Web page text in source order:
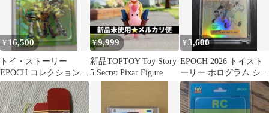
¥ 16,500
トイ・ストーリー
EPOCH コレクションカ
ード 05/10
¥9,999
新品TOPTOY Toy Story
5 Secret Pixar Figure
¥3,600
EPOCH 2026 トイスト
ーリー ホログラム シリ
アル付き 世界50枚限
定